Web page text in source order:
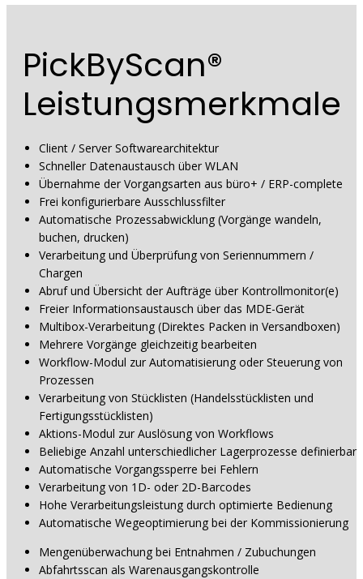
PickByScan®
Leistungsmerkmale
Client / Server Softwarearchitektur
Schneller Datenaustausch über WLAN
Übernahme der Vorgangsarten aus büro+ / ERP-complete
Frei konfigurierbare Ausschlussfilter
Automatische Prozessabwicklung (Vorgänge wandeln,
buchen, drucken)
Verarbeitung und Überprüfung von Seriennummern /
Chargen
Abruf und Übersicht der Aufträge über Kontrollmonitor(e)
Freier Informationsaustausch über das MDE-Gerät
Multibox-Verarbeitung (Direktes Packen in Versandboxen)
Mehrere Vorgänge gleichzeitig bearbeiten
Workflow-Modul zur Automatisierung oder Steuerung von
Prozessen
Verarbeitung von Stücklisten (Handelsstücklisten und
Fertigungsstücklisten)
Aktions-Modul zur Auslösung von Workflows
Beliebige Anzahl unterschiedlicher Lagerprozesse definierbar
Automatische Vorgangssperre bei Fehlern
Verarbeitung von 1D- oder 2D-Barcodes
Hohe Verarbeitungsleistung durch optimierte Bedienung
Automatische Wegeoptimierung bei der Kommissionierung
Mengenüberwachung bei Entnahmen / Zubuchungen
Abfahrtsscan als Warenausgangskontrolle